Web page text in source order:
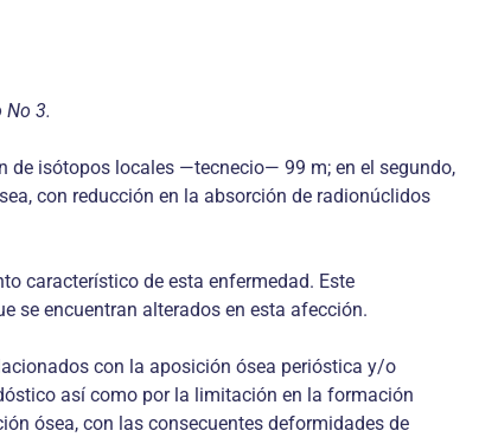
No 3.
de isótopos locales —tecnecio— 99 m; en el segundo,
con reducción en la absorción de radionúclidos
característico de esta enfermedad. Este
se encuentran alterados en esta afección.
con la aposición ósea perióstica y/o
así como por la limitación en la formación
ósea, con las consecuentes deformidades de